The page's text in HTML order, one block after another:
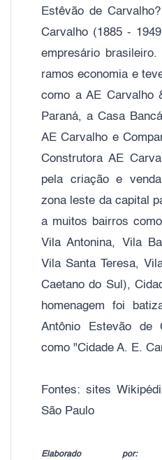
Estêvão de
Carvalho (1885 -
empresário
ramos economia e
como a AE Carvalho
Paraná, a Casa
AE Carvalho e
Construtora AE
pela criação e
zona leste da capital
a muitos bairros
Vila Antonina, Vila
Vila Santa Teresa,
Caetano do Sul),
homenagem foi
Antônio Estevão de
como "Cidade A. E.
Fontes: sites
São Paulo
Elaborado por: